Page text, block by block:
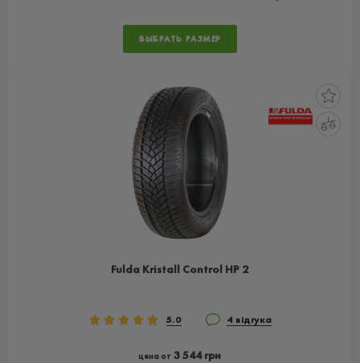
ВЫБРАТЬ РАЗМЕР
Fulda Kristall Control HP 2
5.0 4 відгука
цена от 3 544 грн